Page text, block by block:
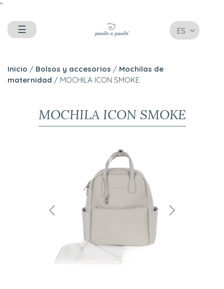
"
☰ ES
Inicio / Bolsos y accesorios / Mochilas de
maternidad / MOCHILA ICON SMOKE
MOCHILA ICON SMOKE